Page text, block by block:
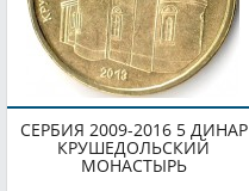
СЕРБИЯ 2009-2016 5 ДИНАР
КРУШЕДОЛЬСКИЙ
МОНАСТЫРЬ